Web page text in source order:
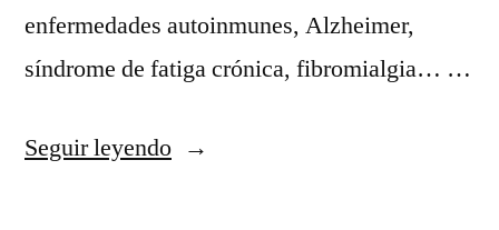
enfermedades autoinmunes, Alzheimer,
síndrome de fatiga crónica, fibromialgia… …
Seguir leyendo«Medicina